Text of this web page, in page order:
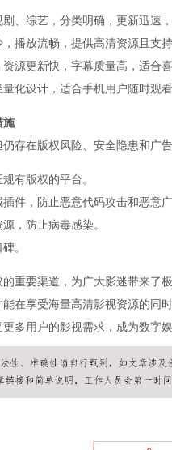
、综艺，分类明确，更新迅速
播放流畅，提供高清资源且支
资源更新快，字幕质量高，适合
化设计，适合手机用户随时观
施
存在版权风险、安全隐患和广
有版权的平台。
件，防止恶意代码攻击和恶意
，防止病毒感染。
。
重要渠道，为广大影迷带来了
在享受海量高清影视资源的同
多用户的影视需求，成为数字